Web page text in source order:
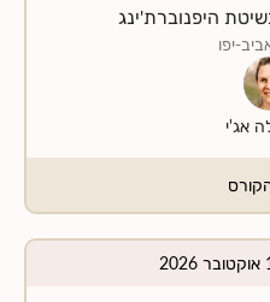
היפנוברת'ינג
יפו
אג'י